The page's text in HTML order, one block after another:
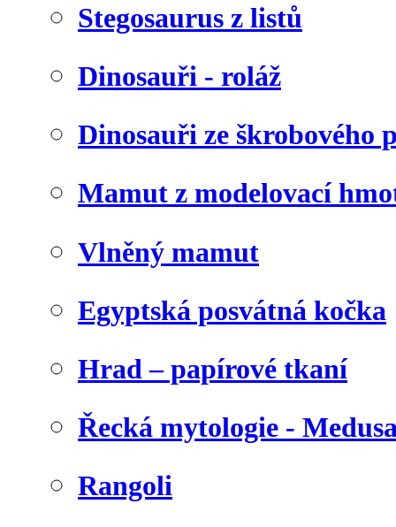
Stegosaurus z listů
Dinosauři - roláž
Dinosauři ze škrobového
Mamut z modelovací
Vlněný mamut
Egyptská posvátná kočka
Hrad – papírové tkaní
Řecká mytologie -
Rangoli